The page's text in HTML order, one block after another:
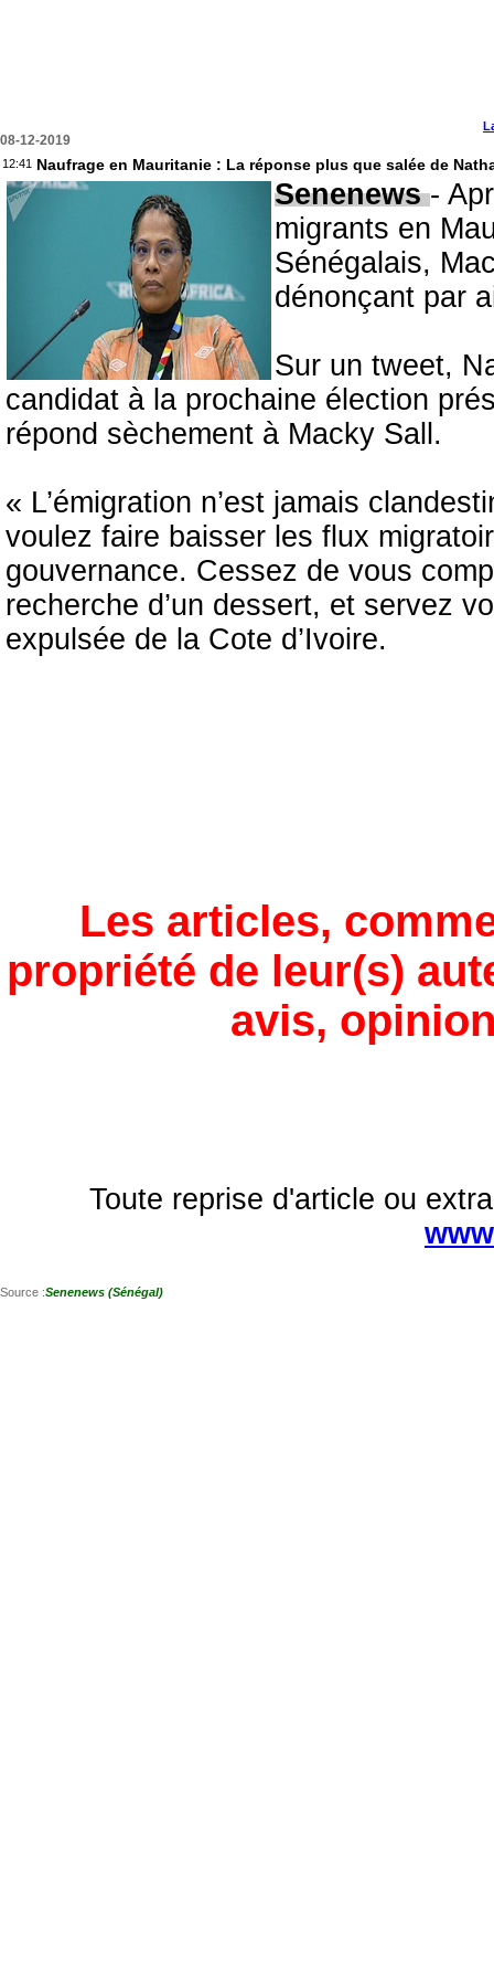
08-12-2019
12:41 Naufrage en Mauritanie : La réponse plus que salée de
Senenews-
migrants en
Sénégalais,
dénonçant par
Sur un tweet,
candidat à la prochaine élection
répond sèchement à Macky Sall.
« L’émigration n’est jamais
voulez faire baisser les flux
gouvernance. Cessez de vous
recherche d’un dessert, et servez
expulsée de la Cote d’Ivoire.
Les articles,
propriété de leur(s)
avis,
Toute reprise d'article ou
Source :Senenews (Sénégal)